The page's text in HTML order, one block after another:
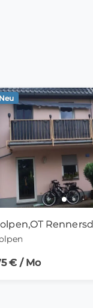
€ / Mo
Neu